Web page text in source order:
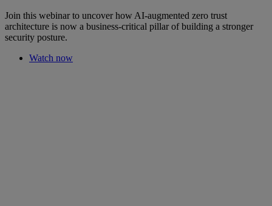
Join this webinar to uncover how AI-augmented zero trust
architecture is now a business-critical pillar of building a stronger
security posture.
Watch now